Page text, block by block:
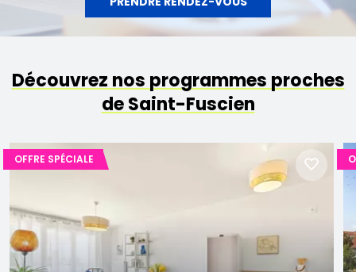
Découvrez nos programmes proches
de Saint-Fuscien
OFFRE SPÉCIALE